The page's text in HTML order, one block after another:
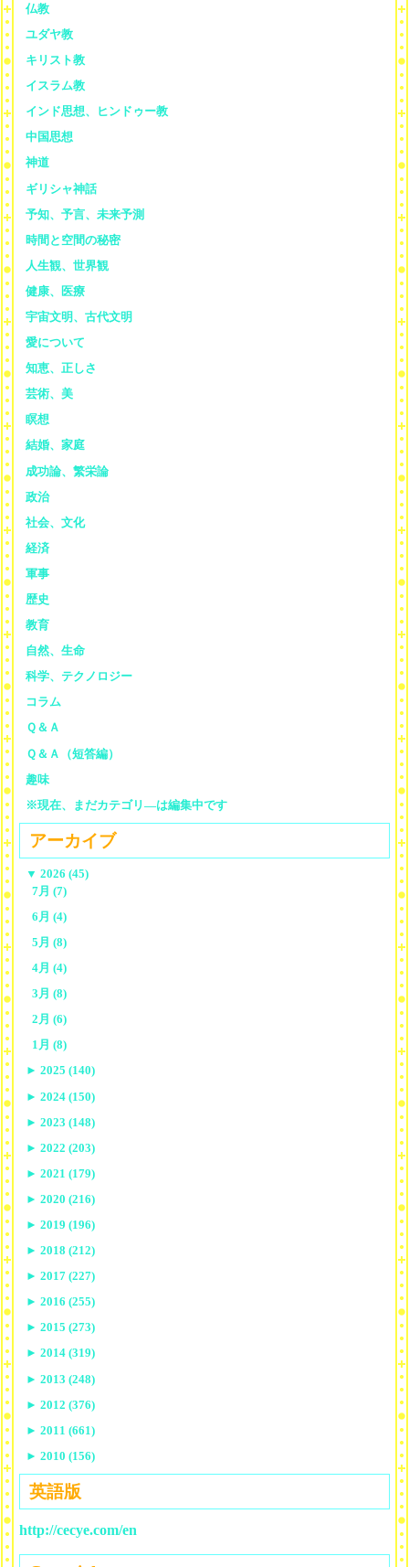
仏教
ユダヤ教
キリスト教
イスラム教
インド思想、ヒンドゥー教
中国思想
神道
ギリシャ神話
予知、予言、未来予測
時間と空間の秘密
人生観、世界観
健康、医療
宇宙文明、古代文明
愛について
知恵、正しさ
芸術、美
瞑想
結婚、家庭
成功論、繁栄論
政治
社会、文化
経済
軍事
歴史
教育
自然、生命
科学、テクノロジー
コラム
Ｑ＆Ａ
Ｑ＆Ａ（短答編）
趣味
※現在、まだカテゴリ—は編集中です
アーカイブ
▼ 2026 (45)
7月 (7)
6月 (4)
5月 (8)
4月 (4)
3月 (8)
2月 (6)
1月 (8)
► 2025 (140)
► 2024 (150)
► 2023 (148)
► 2022 (203)
► 2021 (179)
► 2020 (216)
► 2019 (196)
► 2018 (212)
► 2017 (227)
► 2016 (255)
► 2015 (273)
► 2014 (319)
► 2013 (248)
► 2012 (376)
► 2011 (661)
► 2010 (156)
英語版
http://cecye.com/en